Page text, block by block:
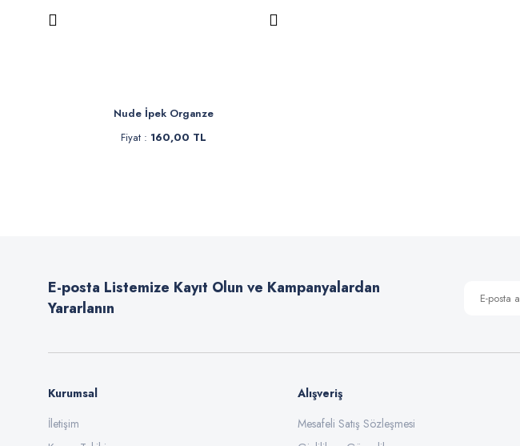
Sakura Müslin Bezi
Fiyat :
E-posta Listemize Kayıt Olun ve Kampanyalardan
Yararlanın
Kurumsal
İletişim
Alışveriş
Mesafeli Satış Sözleşmesi